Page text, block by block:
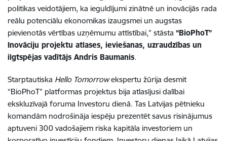
politikas veidotājiem, ka ieguldījumi zinātnē un inovācijās rada
reālu potenciālu ekonomikas izaugsmei un augstas
pievienotās vērtības uzņēmumu attīstībai,” stāsta “BioPhoT”
Inovāciju projektu atlases, ieviešanas, uzraudzības un
ilgtspējas vadītājs Andris Baumanis.
Starptautiska Hello Tomorrowekspertu žūrija desmit
“BioPhoT” platformas projektus bija atlasījusi dalībai
ekskluzīvajā foruma Investoru dienā. Tas Latvijas pētnieku
komandām nodrošināja iespēju prezentēt savus risinājumus
aptuveni 300 vadošajiem riska kapitāla investoriem un